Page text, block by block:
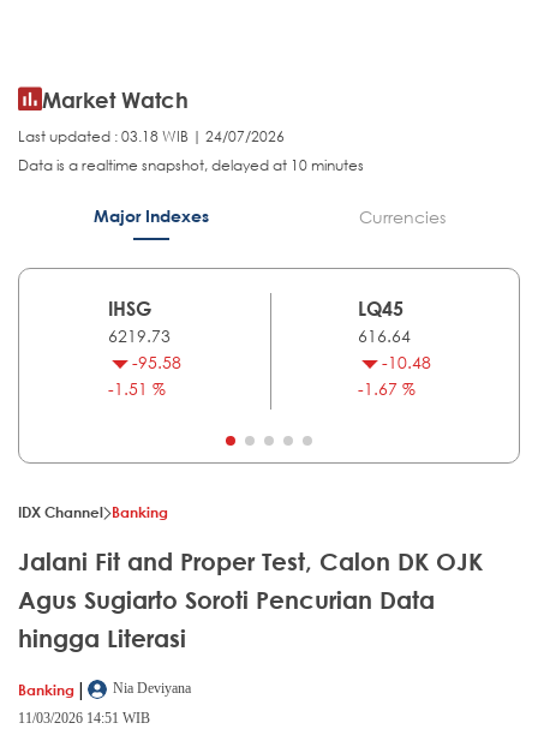
Market Watch
Last updated : 03.18 WIB | 24/07/2026
Data is a realtime snapshot, delayed at 10 minutes
Major Indexes Currencies
IHSG
6219.73
-95.58
-1.51 %
LQ45
616.64
-10.48
-1.67 %
IDX Channel Banking
Jalani Fit and Proper Test, Calon DK OJK
Agus Sugiarto Soroti Pencurian Data
hingga Literasi
Banking |
Nia Deviyana
11/03/2026 14:51 WIB